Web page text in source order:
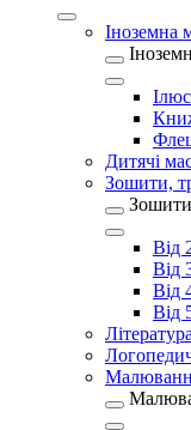
Іноземна
Дитячі
Зошити,
Від
Від
Від
Від